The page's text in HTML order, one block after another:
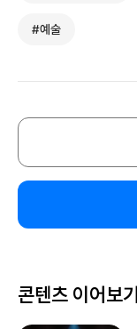
#예술
콘텐츠 이어보기